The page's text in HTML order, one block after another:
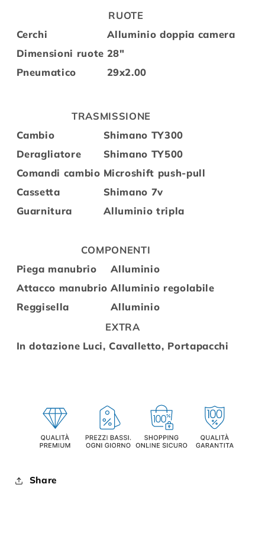
RUOTE
Cerchi
Alluminio doppia camera
Dimensioni ruote 28"
Pneumatico
29x2.00
TRASMISSIONE
Cambio
Shimano TY300
Deragliatore
Shimano TY500
Comandi cambio Microshift push-pull
Cassetta
Shimano 7v
Guarnitura
Alluminio tripla
COMPONENTI
Piega manubrio
Alluminio
Attacco manubrio Alluminio regolabile
Reggisella
Alluminio
EXTRA
In dotazione Luci, Cavalletto, Portapacchi
Share